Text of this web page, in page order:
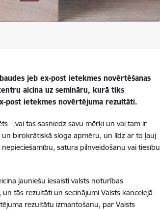
jeb ex-post ietekmes novērtēšanas
aicina uz semināru, kurā tiks
post ietekmes novērtējuma rezultāti.
– vai tas sasniedz savu mērķi un vai tam ir
birokrātiskā sloga apmēru, un līdz ar to ļauj
satura pilnveidošanu vai tiesību
jauniešu iesaisti valsts noturības
tās rezultāti un secinājumi Valsts kancelejā
rezultātu izmantošanu, par Valsts